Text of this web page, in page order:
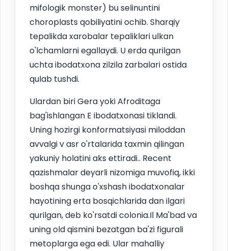
mifologik monster) bu selinuntini
choroplasts qobiliyatini ochib. Sharqiy
tepalikda xarobalar tepaliklari ulkan
o'lchamlarni egallaydi. U erda qurilgan
uchta ibodatxona zilzila zarbalari ostida
qulab tushdi.
Ulardan biri Gera yoki Afroditaga
bag'ishlangan E ibodatxonasi tiklandi.
Uning hozirgi konformatsiyasi miloddan
avvalgi v asr o'rtalarida taxmin qilingan
yakuniy holatini aks ettiradi.. Recent
qazishmalar deyarli nizomiga muvofiq, ikki
boshqa shunga o'xshash ibodatxonalar
hayotining erta bosqichlarida dan ilgari
qurilgan, deb ko'rsatdi colonia.Il Ma'bad va
uning old qismini bezatgan ba'zi figurali
metoplarga ega edi. Ular mahalliy